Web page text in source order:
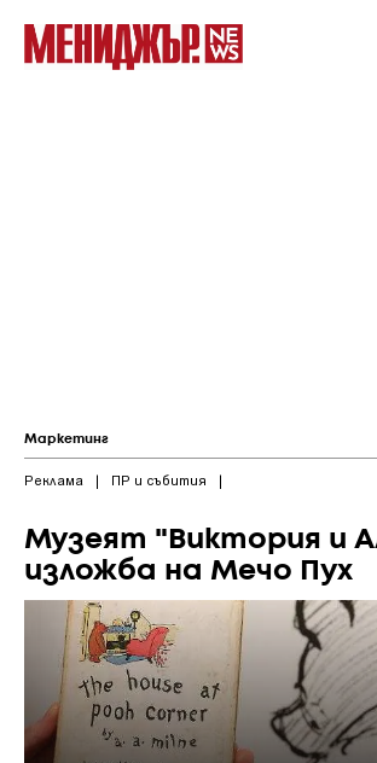
Маркетинг
Реклама | ПР и събития |
Музеят "Виктория и
изложба на Мечо Пух